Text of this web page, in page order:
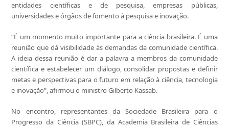
entidades científicas e de pesquisa, empresas públicas,
universidades e órgãos de fomento à pesquisa e inovação.
“É um momento muito importante para a ciência brasileira. É uma
reunião que dá visibilidade às demandas da comunidade científica.
A ideia dessa reunião é dar a palavra a membros da comunidade
científica e estabelecer um diálogo, consolidar propostas e definir
metas e perspectivas para o futuro em relação à ciência, tecnologia
e inovação”, afirmou o ministro Gilberto Kassab.
No encontro, representantes da Sociedade Brasileira para o
Progresso da Ciência (SBPC), da Academia Brasileira de Ciências